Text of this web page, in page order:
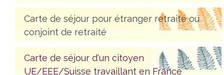
Carte de séjour pour étranger retraité ou
conjoint de retraité
Carte de séjour d'un citoyen
UE/EEE/Suisse travaillant en France